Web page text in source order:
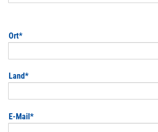
Pflichtfeld
Ort*
Pflichtfeld
Land*
Pflichtfeld
E-Mail*